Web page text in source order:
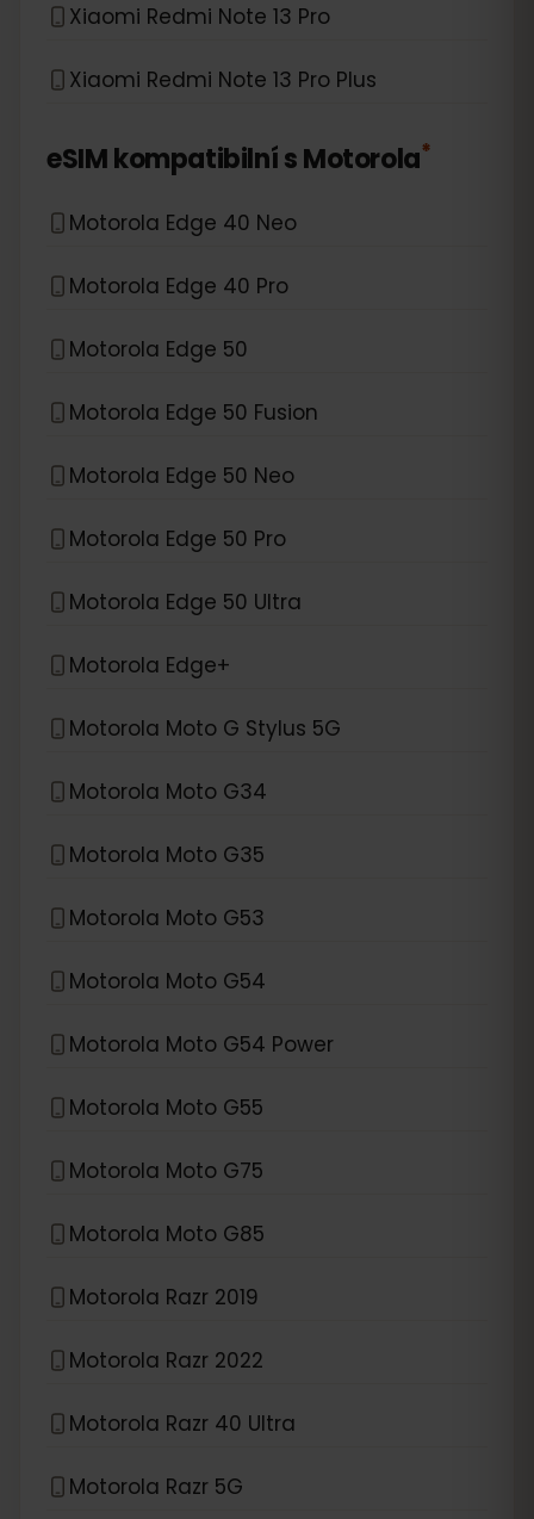
Xiaomi Redmi Note 13 Pro
Xiaomi Redmi Note 13 Pro Plus
eSIM kompatibilní sMotorola*
Motorola Edge 40 Neo
Motorola Edge 40 Pro
Motorola Edge 50
Motorola Edge 50 Fusion
Motorola Edge 50 Neo
Motorola Edge 50 Pro
Motorola Edge 50 Ultra
Motorola Edge+
Motorola Moto G Stylus 5G
Motorola Moto G34
Motorola Moto G35
Motorola Moto G53
Motorola Moto G54
Motorola Moto G54 Power
Motorola Moto G55
Motorola Moto G75
Motorola Moto G85
Motorola Razr 2019
Motorola Razr 2022
Motorola Razr 40 Ultra
Motorola Razr 5G